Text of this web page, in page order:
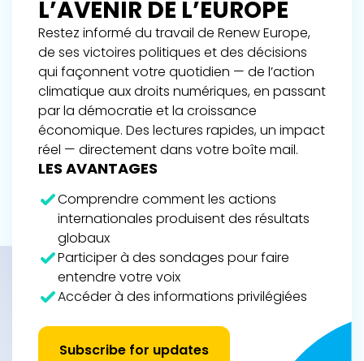
L’AVENIR DE L’EUROPE
Restez informé du travail de Renew Europe,
de ses victoires politiques et des décisions
qui façonnent votre quotidien — de l’action
climatique aux droits numériques, en passant
par la démocratie et la croissance
économique. Des lectures rapides, un impact
réel — directement dans votre boîte mail.
LES AVANTAGES
Comprendre comment les actions
internationales produisent des résultats
globaux
Participer à des sondages pour faire
entendre votre voix
Accéder à des informations privilégiées
Subscribe for updates